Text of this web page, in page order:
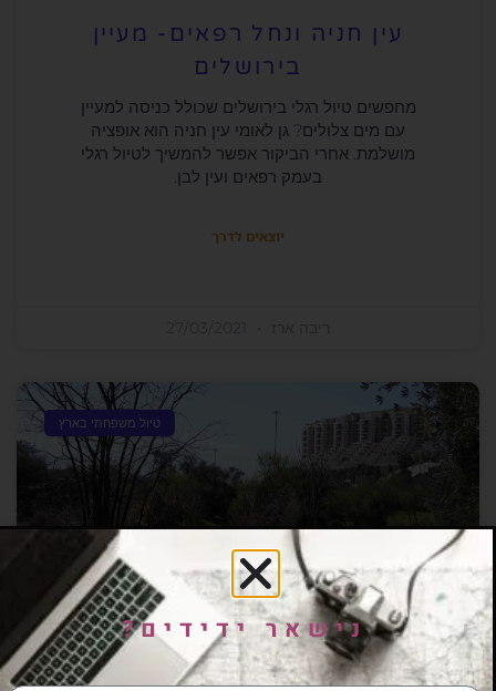
עין חניה ונחל רפאים- מעיין
בירושלים
מחפשים טיול רגלי בירושלים שכולל כניסה למעיין
עם מים צלולים? גן לאומי עין חניה הוא אופציה
מושלמת. אחרי הביקור אפשר להמשיך לטיול רגלי
בעמק רפאים ועין לבן.
יוצאים לדרך
טיול משפחתי בארץ
עמק הצבאים ירושלים- טבע
נישאר ידידים?